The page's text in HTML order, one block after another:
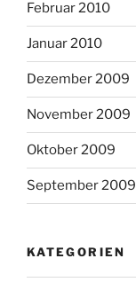
Februar 2010
Januar 2010
Dezember 2009
November 2009
Oktober 2009
September 2009
KATEGORIEN